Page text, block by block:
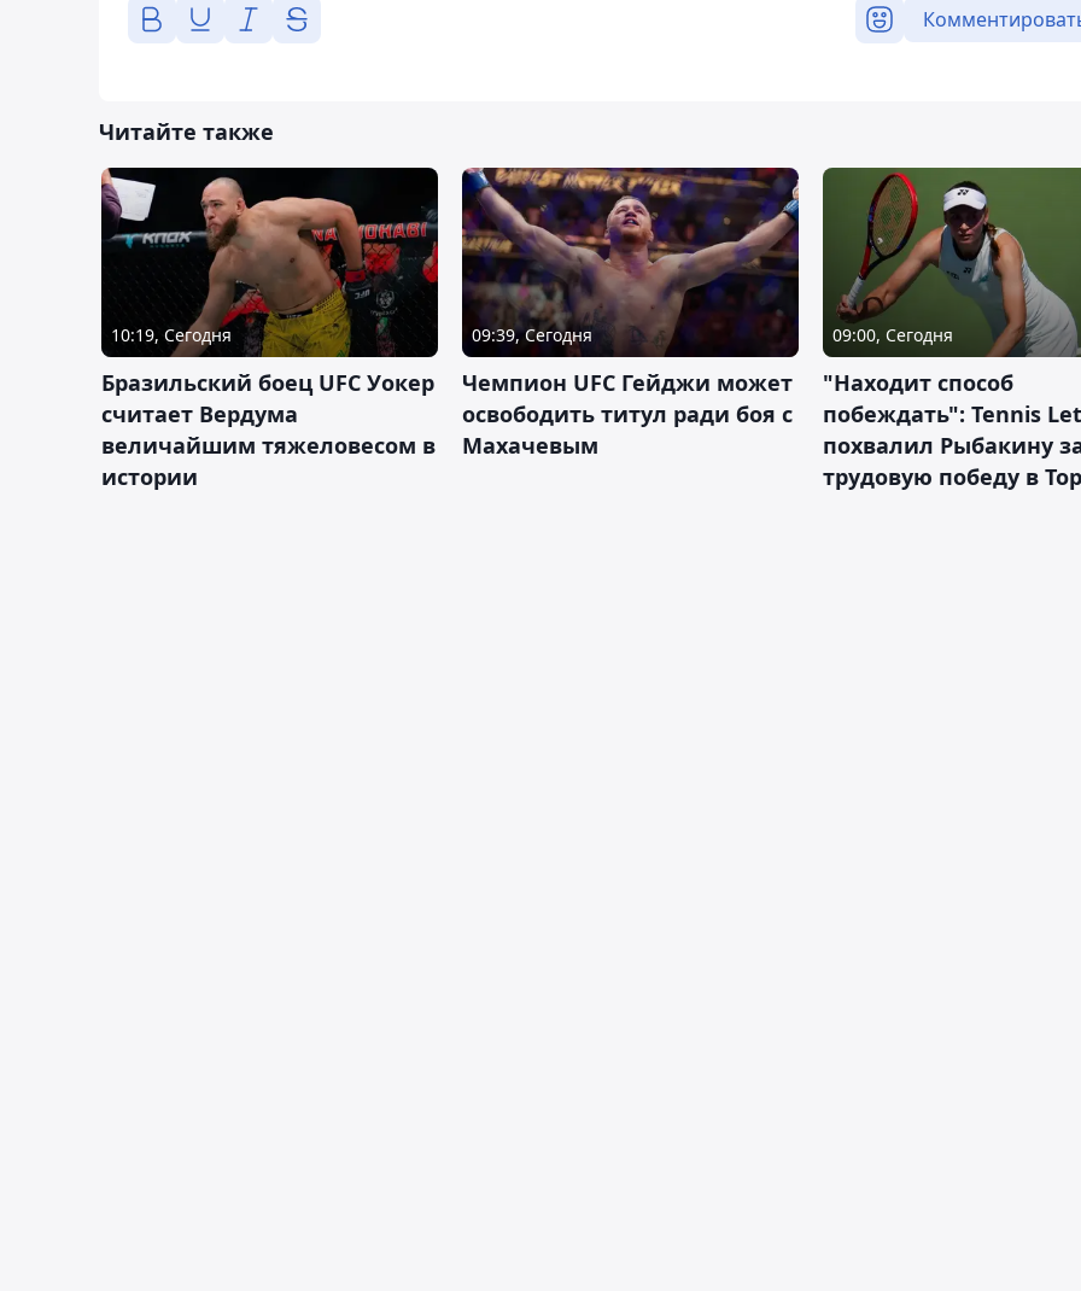
Читайте также
10:19, Сегодня
Бразильский боец UFC Уокер
считает Вердума
величайшим тяжеловесом в
истории
09:39, Сегодня
Чемпион UFC Гейджи может
освободить титул ради боя с
Махачевым
09:00, Сегодня
"Находит способ
побеждать": Tennis
похвалил Рыбакину
трудовую победу в